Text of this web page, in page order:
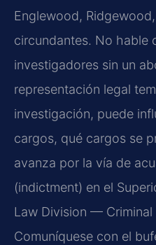
Englewood,
circundantes. No hable
investigadores sin un
representación legal
investigación, puede
cargos, qué cargos se
avanza por la vía de
(indictment) en el
Law Division — Criminal
Comuníquese con el